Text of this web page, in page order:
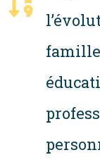
famille